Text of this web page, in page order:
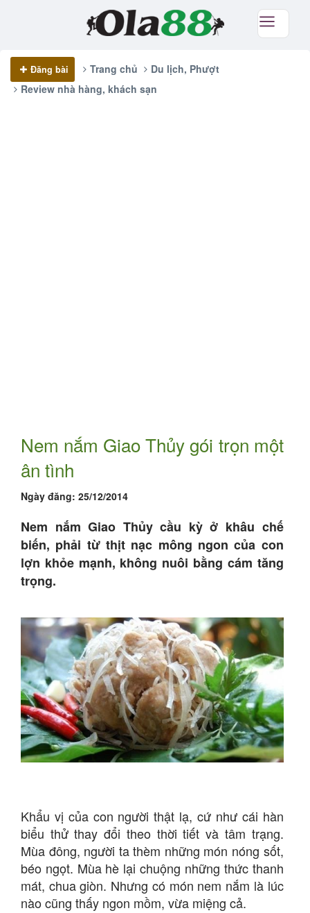
Đăng bài Trang chủ
Du lịch, Phượt
Review nhà hàng, khách sạn
Nem nắm Giao Thủy gói trọn một
ân tình
Ngày đăng: 25/12/2014
Nem nắm Giao Thủy cầu kỳ ở khâu chế
biến, phải từ thịt nạc mông ngon của con
lợn khỏe mạnh, không nuôi bằng cám tăng
trọng.
Khẩu vị của con người thật lạ, cứ như cái hàn
biểu thử thay đổi theo thời tiết và tâm trạng.
Mùa đông, người ta thèm những món nóng sốt,
béo ngọt. Mùa hè lại chuộng những thức thanh
mát, chua giòn. Nhưng có món nem nắm là lúc
nào cũng thấy ngon mồm, vừa miệng cả.